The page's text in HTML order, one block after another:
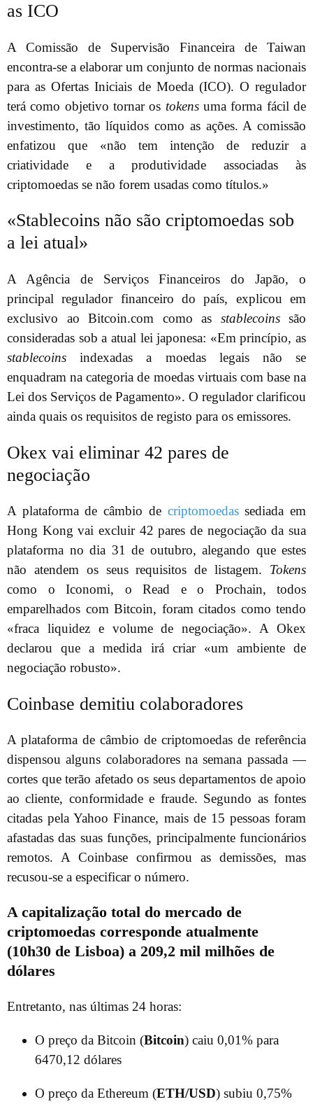
as ICO
A Comissão de Supervisão Financeira de Taiwan
encontra-se a elaborar um conjunto de normas nacionais
para as Ofertas Iniciais de Moeda (ICO). O regulador
terá como objetivo tornar os tokensuma forma fácil de
investimento, tão líquidos como as ações. A comissão
enfatizou que «não tem intenção de reduzir a
criatividade e a produtividade associadas às
criptomoedas se não forem usadas como títulos.»
«Stablecoins não são criptomoedas sob
a lei atual»
A Agência de Serviços Financeiros do Japão, o
principal regulador financeiro do país, explicou em
exclusivo ao Bitcoin.com como as stablecoinssão
consideradas sob a atual lei japonesa: «Em princípio, as
stablecoins indexadas a moedas legais não se
enquadram na categoria de moedas virtuais com base na
Lei dos Serviços de Pagamento». O regulador clarificou
ainda quais os requisitos de registo para os emissores.
Okex vai eliminar 42 pares de
negociação
A plataforma de câmbio de criptomoedassediada em
Hong Kong vai excluir 42 pares de negociação da sua
plataforma no dia 31 de outubro, alegando que estes
não atendem os seus requisitos de listagem. Tokens
como o Iconomi, o Read e o Prochain, todos
emparelhados com Bitcoin, foram citados como tendo
«fraca liquidez e volume de negociação». A Okex
declarou que a medida irá criar «um ambiente de
negociação robusto».
Coinbase demitiu colaboradores
A plataforma de câmbio de criptomoedas de referência
dispensou alguns colaboradores na semana passada —
cortes que terão afetado os seus departamentos de apoio
ao cliente, conformidade e fraude. Segundo as fontes
citadas pela Yahoo Finance, mais de 15 pessoas foram
afastadas das suas funções, principalmente funcionários
remotos. A Coinbase confirmou as demissões, mas
recusou-se a especificar o número.
A capitalização total do mercado de
criptomoedas corresponde atualmente
(10h30 de Lisboa) a 209,2 mil milhões de
dólares
Entretanto, nas últimas 24 horas:
O preço da Bitcoin (Bitcoin) caiu 0,01% para
6470,12 dólares
O preço da Ethereum (ETH/USD) subiu 0,75%